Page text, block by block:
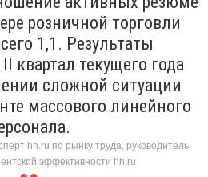
розничной торговли
1,1. Результаты
квартал текущего года
сложной ситуации
массового линейного
hh.ru по рынку труда, руководитель
эффективности hh.ru